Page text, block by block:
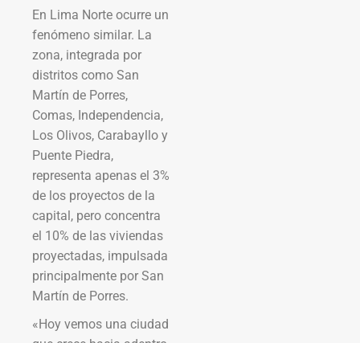
En Lima Norte ocurre un
fenómeno similar. La
zona, integrada por
distritos como San
Martín de Porres,
Comas, Independencia,
Los Olivos, Carabayllo y
Puente Piedra,
representa apenas el 3%
de los proyectos de la
capital, pero concentra
el 10% de las viviendas
proyectadas, impulsada
principalmente por San
Martín de Porres.
«Hoy vemos una ciudad